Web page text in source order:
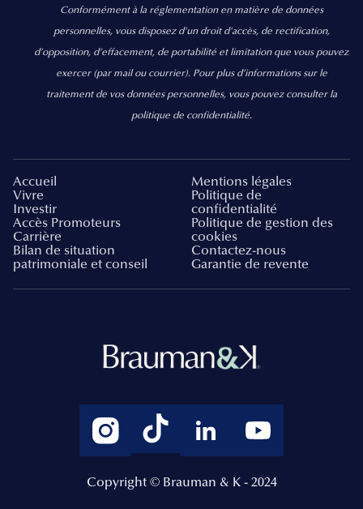
Conformément à la réglementation en matière de données
personnelles, vous disposez d'un droit d'accès, de rectification,
d’opposition, d’effacement, de portabilité et limitation que vous pouvez
exercer (par mail ou courrier). Pour plus d’informations sur le
traitement de vos données personnelles, vous pouvez consulter la
politique de confidentialité.
Accueil
Vivre
Investir
Accès Promoteurs
Carrière
Bilan de situation
patrimoniale et conseil
Mentions légales
Politique de
confidentialité
Politique de gestion des
cookies
Contactez-nous
Garantie de revente
Copyright © Brauman & K - 2024